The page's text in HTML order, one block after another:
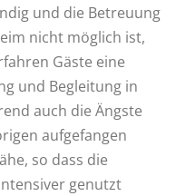
und die Betreuung
nicht möglich ist,
Gäste eine
und Begleitung in
auch die Ängste
aufgefangen
so dass die
genutzt